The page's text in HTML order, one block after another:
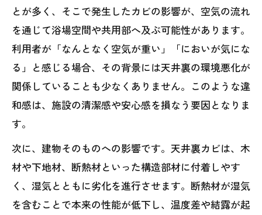
とが多く、そこで発生したカビの影響が、空気の流れ
を通じて浴場空間や共用部へ及ぶ可能性があります。
利用者が「なんとなく空気が重い」「においが気にな
る」と感じる場合、その背景には天井裏の環境悪化が
関係していることも少なくありません。このような違
和感は、施設の清潔感や安心感を損なう要因となりま
す。
次に、建物そのものへの影響です。天井裏カビは、木
材や下地材、断熱材といった構造部材に付着しやす
く、湿気とともに劣化を進行させます。断熱材が湿気
を含むことで本来の性能が低下し、温度差や結露が起